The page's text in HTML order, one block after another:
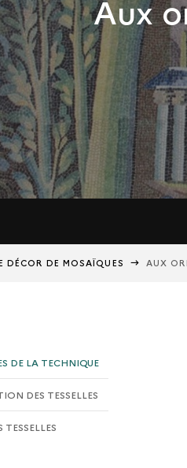
Aux
DÉCOR DE MOSAÏQUES AUX
DE LA TECHNIQUE
DES TESSELLES
TESSELLES